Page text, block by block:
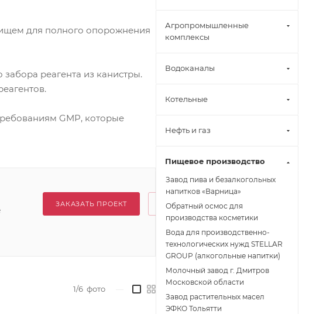
для полного опорожнения
реагента из канистры.
GMP, которые
ЗАКАЗАТЬ ПРОЕКТ
1/6 фото
Агропромышленные
комплексы
Водоканалы
Котельные
Нефть и газ
Пищевое производство
Завод пива и безалкогольных
напитков «Варница»
Обратный осмос для
производства косметики
Вода для производственно-
технологических нужд STELLAR
GROUP (алкогольные напитки)
Молочный завод г. Дмитров
Московской области
Завод растительных масел
ЭФКО Тольятти